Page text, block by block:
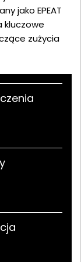
jako EPEAT
kluczowe
zużycia